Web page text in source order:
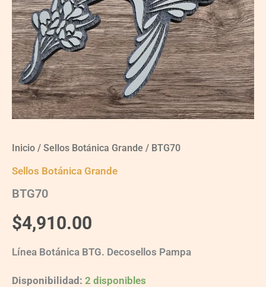
Inicio / Sellos Botánica Grande / BTG70
Sellos Botánica Grande
BTG70
$4,910.00
Línea Botánica BTG. Decosellos Pampa
Disponibilidad: 2 disponibles